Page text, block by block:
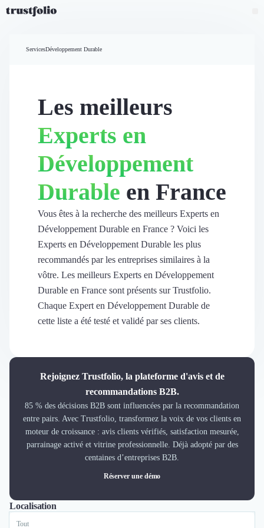
Widgets d'avis
Partage d’avis multicanal
Vidéo de témoignage
Parrainage
Intent data
Révéler le réseau
Vitrine & média
Suivi du ROI
Voir tous nos avis clients
Découvrir le média
Teambuilding
Marque Employeur
Responsabilité Sociétale des Entreprises (RSE)
Marketplace de freelance
Coaching
ServicesDéveloppement Durable
Les meilleurs
Experts en
Développement
Durable en France
Vous êtes à la recherche des meilleurs Experts en
Développement Durable en France ? Voici les
Experts en Développement Durable les plus
recommandés par les entreprises similaires à la
vôtre. Les meilleurs Experts en Développement
Durable en France sont présents sur Trustfolio.
Chaque Expert en Développement Durable de
cette liste a été testé et validé par ses clients.
Rejoignez Trustfolio, la plateforme d'avis et de
recommandations B2B.
85 % des décisions B2B sont influencées par la recommandation
entre pairs. Avec Trustfolio, transformez la voix de vos clients en
moteur de croissance : avis clients vérifiés, satisfaction mesurée,
parrainage activé et vitrine professionnelle. Déjà adopté par des
centaines d’entreprises B2B.
Réserver une démo
Localisation
ToutParisBordeaux